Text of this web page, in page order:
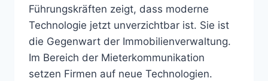
Führungskräften zeigt, dass moderne
Technologie jetzt unverzichtbar ist. Sie ist
die Gegenwart der Immobilienverwaltung.
Im Bereich der Mieterkommunikation
setzen Firmen auf neue Technologien.